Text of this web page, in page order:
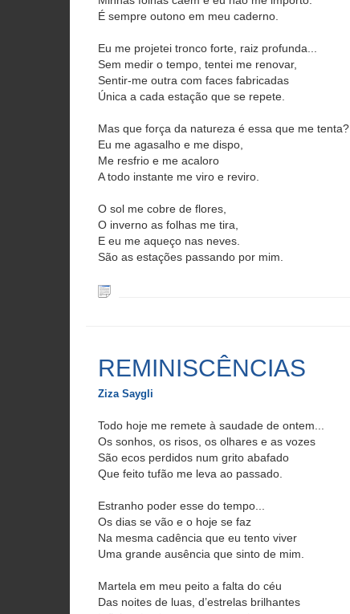
É sempre outono em meu caderno.
Eu me projetei tronco forte, raiz profunda...
Sem medir o tempo, tentei me renovar,
Sentir-me outra com faces fabricadas
Única a cada estação que se repete.
Mas que força da natureza é essa que me tenta?
Eu me agasalho e me dispo,
Me resfrio e me acaloro
A todo instante me viro e reviro.
O sol me cobre de flores,
O inverno as folhas me tira,
E eu me aqueço nas neves.
São as estações passando por mim.
REMINISCÊNCIAS
Ziza Saygli
Todo hoje me remete à saudade de ontem...
Os sonhos, os risos, os olhares e as vozes
São ecos perdidos num grito abafado
Que feito tufão me leva ao passado.
Estranho poder esse do tempo...
Os dias se vão e o hoje se faz
Na mesma cadência que eu tento viver
Uma grande ausência que sinto de mim.
Martela em meu peito a falta do céu
Das noites de luas, d’estrelas brilhantes